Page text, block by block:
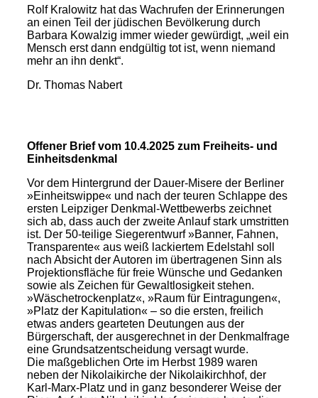
Rolf Kralowitz hat das Wachrufen der Erinnerungen
an einen Teil der jüdischen Bevölkerung durch
Barbara Kowalzig immer wieder gewürdigt, „weil ein
Mensch erst dann endgültig tot ist, wenn niemand
mehr an ihn denkt“.
Dr. Thomas Nabert
Offener Brief vom 10.4.2025 zum Freiheits- und
Einheitsdenkmal
Vor dem Hintergrund der Dauer-Misere der Berliner
»Einheitswippe« und nach der teuren Schlappe des
ersten Leipziger Denkmal-Wettbewerbs zeichnet
sich ab, dass auch der zweite Anlauf stark umstritten
ist. Der 50-teilige Siegerentwurf »Banner, Fahnen,
Transparente« aus weiß lackiertem Edelstahl soll
nach Absicht der Autoren im übertragenen Sinn als
Projektionsfläche für freie Wünsche und Gedanken
sowie als Zeichen für Gewaltlosigkeit stehen.
»Wäschetrockenplatz«, »Raum für Eintragungen«,
»Platz der Kapitulation« – so die ersten, freilich
etwas anders gearteten Deutungen aus der
Bürgerschaft, der ausgerechnet in der Denkmalfrage
eine Grundsatzentscheidung versagt wurde.
Die maßgeblichen Orte im Herbst 1989 waren
neben der Nikolaikirche der Nikolaikirchhof, der
Karl-Marx-Platz und in ganz besonderer Weise der